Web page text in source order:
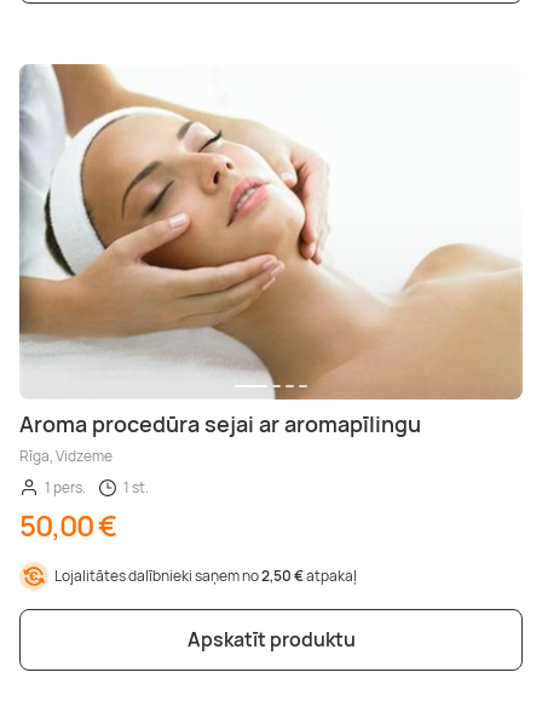
Aroma procedūra sejai ar aromapīlingu
Rīga, Vidzeme
1 pers.
1 st.
50,00 €
Lojalitātes dalībnieki saņem no2,50 €atpakaļ
Apskatīt produktu